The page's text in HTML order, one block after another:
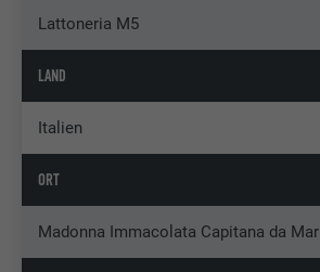
Lattoneria M5
LAND
Italien
ORT
Madonna Immacolata Capitana da Mar